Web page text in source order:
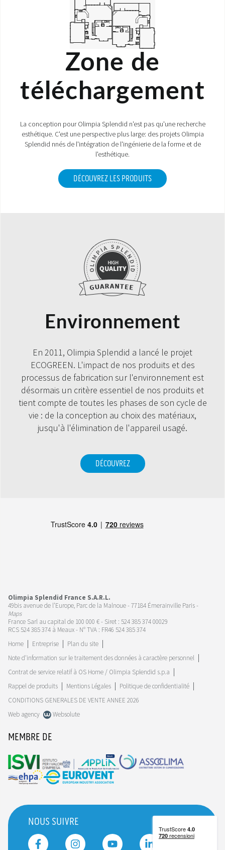
Zone de
téléchargement
La conception pour Olimpia Splendid n'est pas qu'une recherche
esthétique. C'est une perspective plus large: des projets Olimpia
Splendid nnés de l'intégration de l'ingénierie de la forme et de
l'esthétique.
DÉCOUVREZ LES PRODUITS
Environnement
En 2011, Olimpia Splendid a lancé le projet
ECOGREEN. L'impact de nos produits et des
processus de fabrication sur l'environnement est
désormais un critère essentiel de nos produits et
tient compte de toutes les phases de son cycle de
vie : de la conception au choix des matériaux,
jusqu'à l'élimination de l'appareil usagé.
DÉCOUVREZ
Olimpia Splendid France S.A.R.L.
49bis avenue de l’Europe, Parc de la Malnoue - 77184 Émerainville Paris -
Maps
France Sarl au capital de 100 000 € - Siret : 524 385 374 00029
RCS 524 385 374 à Meaux - N° TVA : FR46 524 385 374
Home
Entreprise
Plan du site
Note d'information sur le traitement des données à caractère personnel
Contrat de service relatif à OS Home / Olimpia Splendid s.p.a
Rappel de produits
Mentions Légales
Politique de confidentialité
CONDITIONS GENERALES DE VENTE ANNEE 2026
Web agency
Websolute
MEMBRE DE
NOUS SUIVRE